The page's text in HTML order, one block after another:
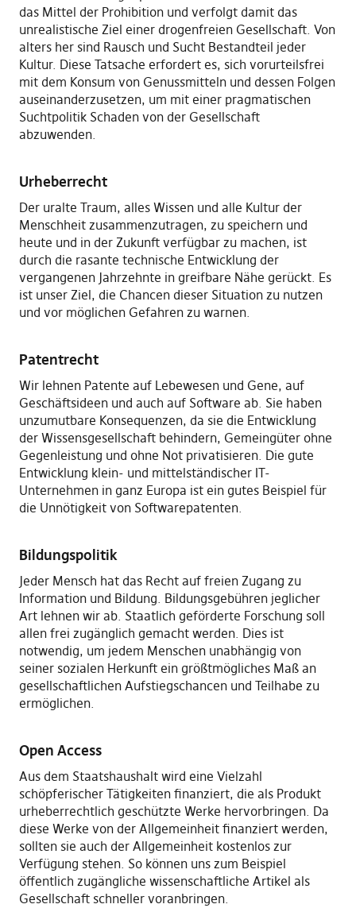
das Mittel der Prohibition und verfolgt damit das
unrealistische Ziel einer drogenfreien Gesellschaft. Von
alters her sind Rausch und Sucht Bestandteil jeder
Kultur. Diese Tatsache erfordert es, sich vorurteilsfrei
mit dem Konsum von Genussmitteln und dessen Folgen
auseinanderzusetzen, um mit einer pragmatischen
Suchtpolitik Schaden von der Gesellschaft
abzuwenden.
Urheberrecht
Der uralte Traum, alles Wissen und alle Kultur der
Menschheit zusammenzutragen, zu speichern und
heute und in der Zukunft verfügbar zu machen, ist
durch die rasante technische Entwicklung der
vergangenen Jahrzehnte in greifbare Nähe gerückt. Es
ist unser Ziel, die Chancen dieser Situation zu nutzen
und vor möglichen Gefahren zu warnen.
Patentrecht
Wir lehnen Patente auf Lebewesen und Gene, auf
Geschäftsideen und auch auf Software ab. Sie haben
unzumutbare Konsequenzen, da sie die Entwicklung
der Wissensgesellschaft behindern, Gemeingüter ohne
Gegenleistung und ohne Not privatisieren. Die gute
Entwicklung klein- und mittelständischer IT-
Unternehmen in ganz Europa ist ein gutes Beispiel für
die Unnötigkeit von Softwarepatenten.
Bildungspolitik
Jeder Mensch hat das Recht auf freien Zugang zu
Information und Bildung. Bildungsgebühren jeglicher
Art lehnen wir ab. Staatlich geförderte Forschung soll
allen frei zugänglich gemacht werden. Dies ist
notwendig, um jedem Menschen unabhängig von
seiner sozialen Herkunft ein größtmögliches Maß an
gesellschaftlichen Aufstiegschancen und Teilhabe zu
ermöglichen.
Open Access
Aus dem Staatshaushalt wird eine Vielzahl
schöpferischer Tätigkeiten finanziert, die als Produkt
urheberrechtlich geschützte Werke hervorbringen. Da
diese Werke von der Allgemeinheit finanziert werden,
sollten sie auch der Allgemeinheit kostenlos zur
Verfügung stehen. So können uns zum Beispiel
öffentlich zugängliche wissenschaftliche Artikel als
Gesellschaft schneller voranbringen.